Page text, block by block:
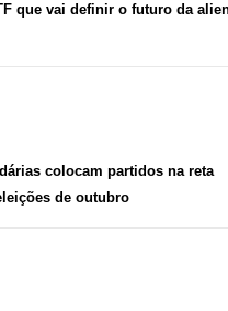
que vai definir o futuro da
colocam partidos na reta
de outubro